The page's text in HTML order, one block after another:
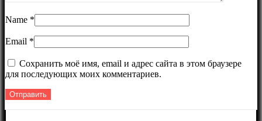
Name *
Email *
Сохранить моё имя, email и адрес сайта в этом браузере
для последующих моих комментариев.